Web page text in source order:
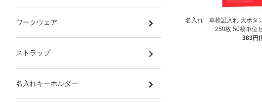
名入れ 車検証入れ 大ボタ
250枚 50枚単位
383円(
ワークウェア
ストラップ
名入れキーホルダー